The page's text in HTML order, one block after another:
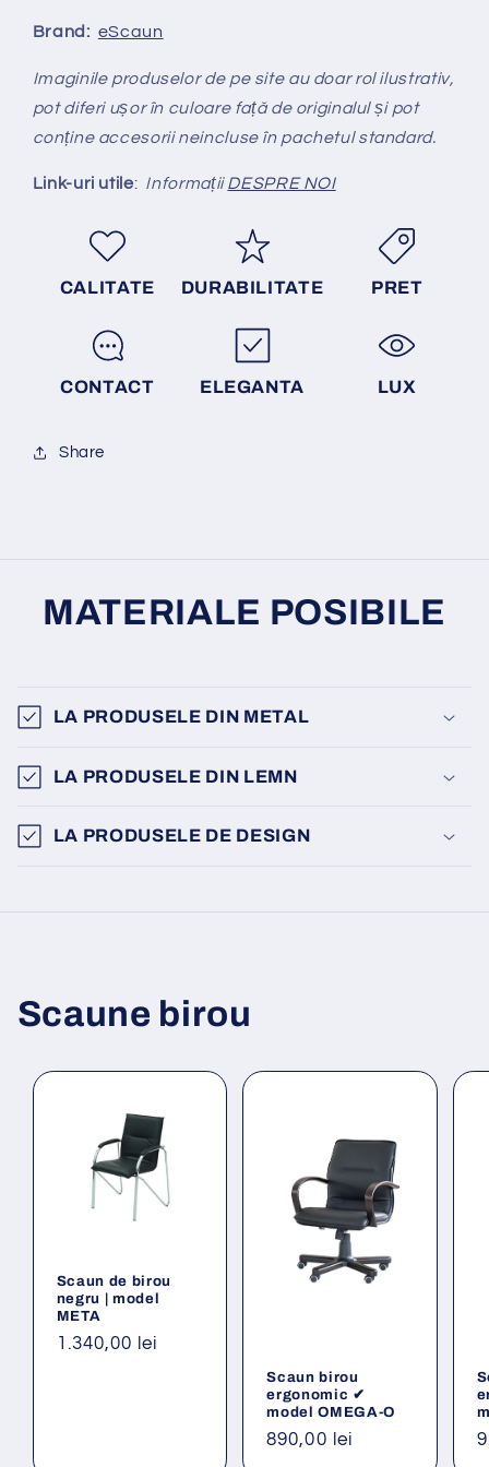
Brand: eScaun
Imaginile produselor de pe site au doar rol ilustrativ,
pot diferi ușor în culoare față de originalul și pot
conține accesorii neincluse în pachetul standard.
Link-uri utile: InformațiiDESPRE NOI
CALITATE DURABILITATE PRET
CONTACT ELEGANTA LUX
Share
MATERIALE POSIBILE
LA PRODUSELE DIN METAL
LA PRODUSELE DIN LEMN
LA PRODUSELE DE DESIGN
Scaune birou
Scaun de birou
negru | model
META
Preț
1.340,00 lei
Scaun birou
ergonomic ✔
model OMEGA-O
Preț
890,00 lei